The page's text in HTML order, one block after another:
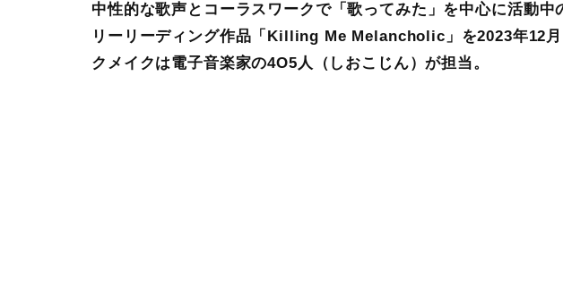
中性的な歌声とコーラスワークで「歌ってみた」を中心に活動
リーリーディング作品「Killing Me Melancholic」を2023年12月
クメイクは電子音楽家の4O5人（しおこじん）が担当。